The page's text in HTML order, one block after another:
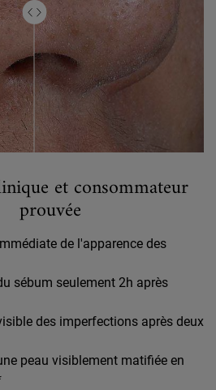
et consommateur
prouvée
de l'apparence des
sébum seulement 2h après
des imperfections après deux
peau visiblement matifiée en